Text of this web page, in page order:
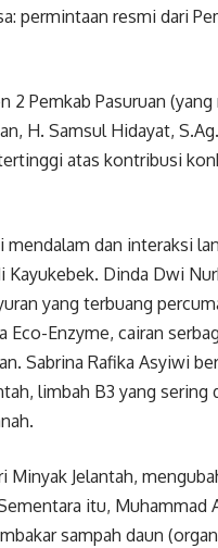
permintaan resmi dari
2 Pemkab Pasuruan
H. Samsul Hidayat,
atas kontribusi
dan interaksi
Dinda Dwi
yang terbuang
Enzyme, cairan
Sabrina Rafika Asyiwi
limbah B3 yang sering
Jelantah,
itu, Muhammad
sampah daun